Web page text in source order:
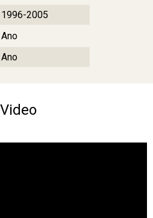
1996-2005
Ano
Ano
Video